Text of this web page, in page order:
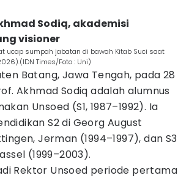
Sodiq, akademisi
visioner
ucap sumpah jabatan di bawah Kitab Suci saat
Times/Foto : Uni)
Batang, Jawa Tengah, pada 28
Akhmad Sodiq adalah alumnus
Unsoed (S1, 1987–1992). Ia
S2 di Georg August
Jerman (1994–1997), dan S3
(1999–2003).
Rektor Unsoed periode pertama